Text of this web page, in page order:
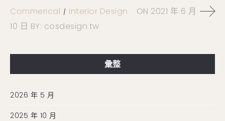
Commerical Interior Design ON 2021 年 6 月
10 日 BY: cosdesign.tw
彙整
2026 年 5 月
2025 年 10 月